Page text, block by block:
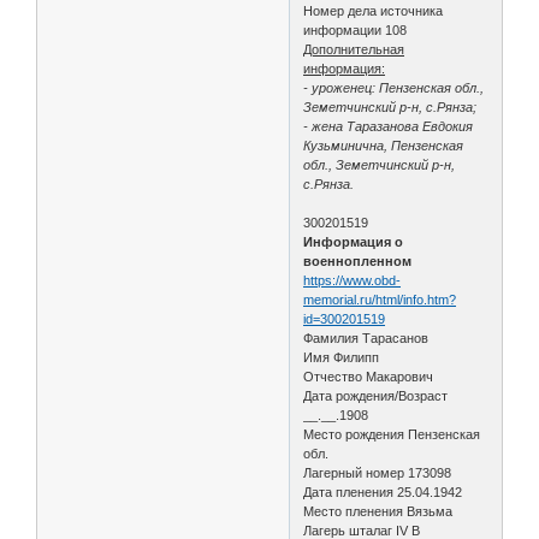
Номер дела источника
информации 108
Дополнительная
информация:
- уроженец: Пензенская обл.,
Земетчинский р-н, с.Рянза;
- жена Таразанова Евдокия
Кузьминична, Пензенская
обл., Земетчинский р-н,
с.Рянза.
300201519
Информация о
военнопленном
https://www.obd-
memorial.ru/html/info.htm?
id=300201519
Фамилия Тарасанов
Имя Филипп
Отчество Макарович
Дата рождения/Возраст
__.__.1908
Место рождения Пензенская
обл.
Лагерный номер 173098
Дата пленения 25.04.1942
Место пленения Вязьма
Лагерь шталаг IV B